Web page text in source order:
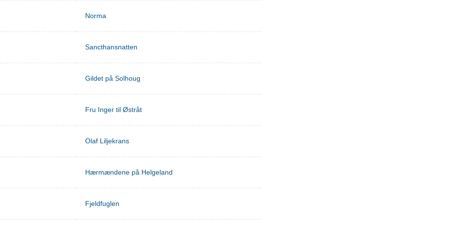
Norma
Sancthansnatten
Gildet på Solhoug
Fru Inger til Østråt
Olaf Liljekrans
Hærmændene på Helgeland
Fjeldfuglen